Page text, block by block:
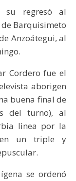
su regresó al
Barquisimeto
Anzoátegui, al
Cordero fue el
aborigen
buena final de
del turno), al
linea por la
en un triple y
se ordenó